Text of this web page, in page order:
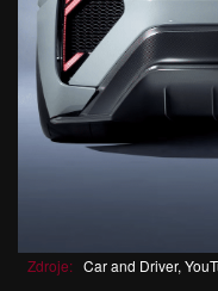
Zdroje: Car and Driver,